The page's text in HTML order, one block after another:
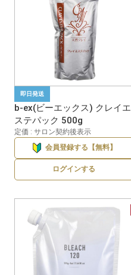
即日発送
b-ex(ビーエックス) クレイエ
ステパック 500g
定価 : サロン契約後表示
会員登録する【無料】
ログインする